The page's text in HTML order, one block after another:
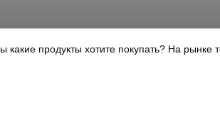
какие продукты хотите покупать? На